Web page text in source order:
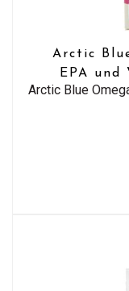
Arctic
EPA
Arctic Blue